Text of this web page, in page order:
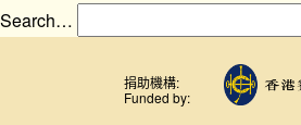
Search…
捐助機構:
Funded by: